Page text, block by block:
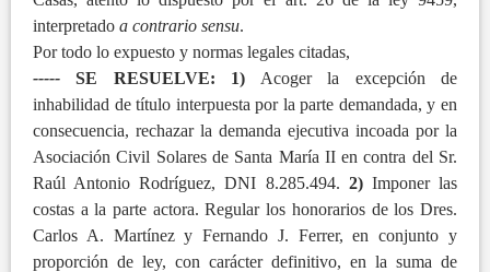
interpretado a contrario sensu.
Por todo lo expuesto y normas legales citadas,
----- SE RESUELVE: 1) Acoger la excepción de
inhabilidad de título interpuesta por la parte demandada, y en
consecuencia, rechazar la demanda ejecutiva incoada por la
Asociación Civil Solares de Santa María II en contra del Sr.
Raúl Antonio Rodríguez, DNI 8.285.494. 2)Imponer las
costas a la parte actora. Regular los honorarios de los Dres.
Carlos A. Martínez y Fernando J. Ferrer, en conjunto y
proporción de ley, con carácter definitivo, en la suma de